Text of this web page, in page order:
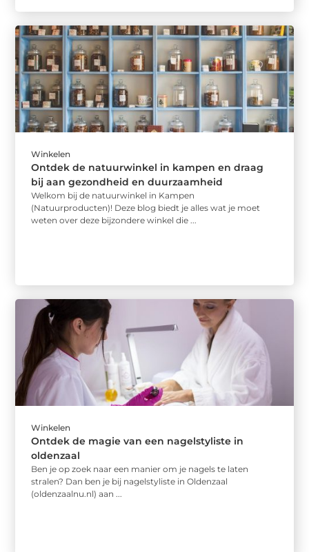
Winkelen
Ontdek de natuurwinkel in kampen en draag
bij aan gezondheid en duurzaamheid
Welkom bij de natuurwinkel in Kampen
(Natuurproducten)! Deze blog biedt je alles wat je moet
weten over deze bijzondere winkel die ...
Winkelen
Ontdek de magie van een nagelstyliste in
oldenzaal
Ben je op zoek naar een manier om je nagels te laten
stralen? Dan ben je bij nagelstyliste in Oldenzaal
(oldenzaalnu.nl) aan ...